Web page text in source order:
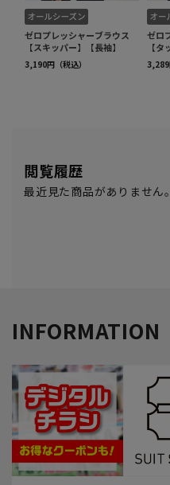
閲覧履歴
最近見た商品がありません。
INFORMATION